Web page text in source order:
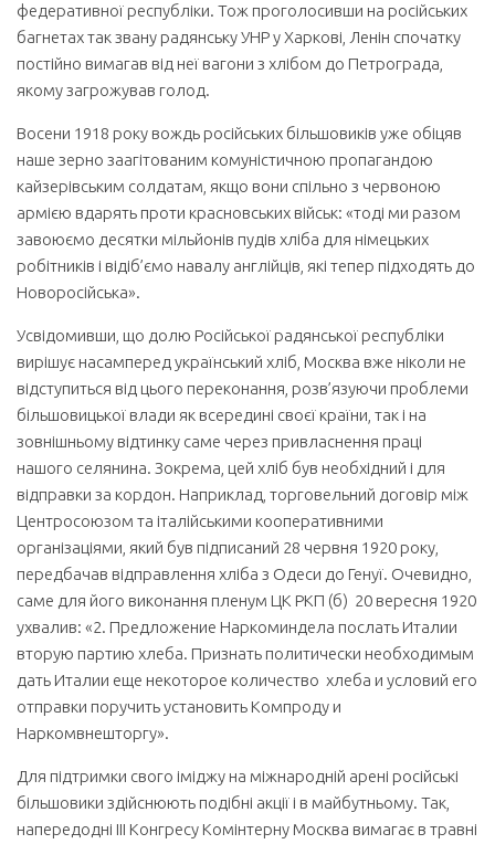
федеративної республіки. Тож проголосивши на російських
багнетах так звану радянську УНР у Харкові, Ленін спочатку
постійно вимагав від неї вагони з хлібом до Петрограда,
якому загрожував голод.
Восени 1918 року вождь російських більшовиків уже обіцяв
наше зерно заагітованим комуністичною пропагандою
кайзерівським солдатам, якщо вони спільно з червоною
армією вдарять проти красновських військ: «тоді ми разом
завоюємо десятки мільйонів пудів хліба для німецьких
робітників і відіб’ємо навалу англійців, які тепер підходять до
Новоросійська».
Усвідомивши, що долю Російської радянської республіки
вирішує насамперед український хліб, Москва вже ніколи не
відступиться від цього переконання, розв’язуючи проблеми
більшовицької влади як всередині своєї країни, так і на
зовнішньому відтинку саме через привласнення праці
нашого селянина. Зокрема, цей хліб був необхідний і для
відправки за кордон. Наприклад, торговельний договір між
Центросоюзом та італійськими кооперативними
організаціями, який був підписаний 28 червня 1920 року,
передбачав відправлення хліба з Одеси до Генуї. Очевидно,
саме для його виконання пленум ЦК РКП (б) 20 вересня 1920
ухвалив: «2. Предложение Наркоминдела послать Италии
вторую партию хлеба. Признать политически необходимым
дать Италии еще некоторое количество хлеба и условий его
отправки поручить установить Компроду и
Наркомвнешторгу».
Для підтримки свого іміджу на міжнародній арені російські
більшовики здійснюють подібні акції і в майбутньому. Так,
напередодні ІІІ Конгресу Комінтерну Москва вимагає в травні